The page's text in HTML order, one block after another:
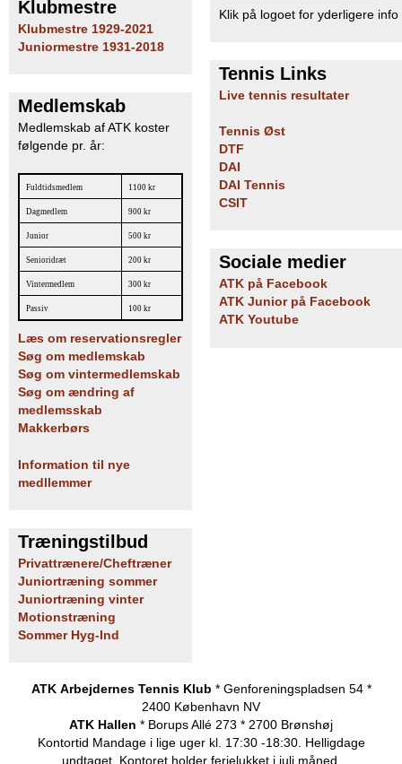
Klubmestre
Klubmestre 1929-2021
Juniormestre 1931-2018
Medlemskab
Medlemskab af ATK koster
følgende pr. år:
Fuldtidsmedlem 1100 kr
Dagmedlem 900 kr
Junior 500 kr
Senioridræt 200 kr
Vintermedlem 300 kr
Passiv 100 kr
Læs om reservationsregler
Søg om medlemskab
Søg om vintermedlemskab
Søg om ændring af
medlemsskab
Makkerbørs
Information til nye
medllemmer
Træningstilbud
Privattrænere/Cheftræner
Juniortræning sommer
Juniortræning vinter
Motionstræning
Sommer Hyg-Ind
Klik på logoet for yderligere info
Tennis Links
Live tennis resultater
Tennis Øst
DTF
DAI
DAI Tennis
CSIT
Sociale medier
ATK på Facebook
ATK Junior på Facebook
ATK Youtube
ATK Arbejdernes Tennis Klub * Genforeningspladsen 54 *
2400 København NV
ATK Hallen * Borups Allé 273 * 2700 Brønshøj
Kontortid Mandage i lige uger kl. 17:30 -18:30. Helligdage
undtaget.
Kontoret holder ferielukket i juli måned.